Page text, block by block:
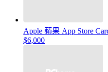
Apple 蘋果 App Store
$6,000